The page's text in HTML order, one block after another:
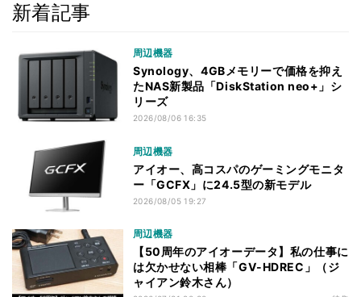
新着記事
周辺機器
Synology、4GBメモリーで価格を抑え
たNAS新製品「DiskStation neo+」シ
リーズ
2026/08/06 16:35
周辺機器
アイオー、高コスパのゲーミングモニタ
ー「GCFX」に24.5型の新モデル
2026/08/05 19:27
周辺機器
【50周年のアイオーデータ】私の仕事に
は欠かせない相棒「GV-HDREC」（ジ
ャイアン鈴木さん）